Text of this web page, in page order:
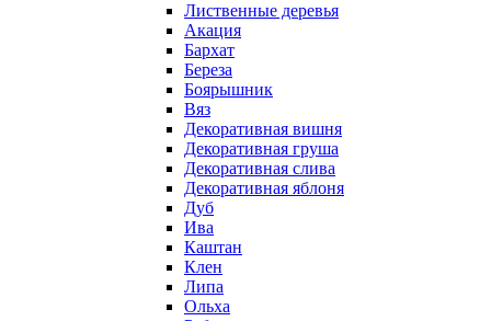
Лиственные деревья
Акация
Бархат
Береза
Боярышник
Вяз
Декоративная вишня
Декоративная груша
Декоративная слива
Декоративная яблоня
Дуб
Ива
Каштан
Клен
Липа
Ольха